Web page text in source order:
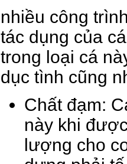
nhiều công
tác dụng của
trong loại cá
dục tình cũng
Chất đạm:
này khi
lượng cho